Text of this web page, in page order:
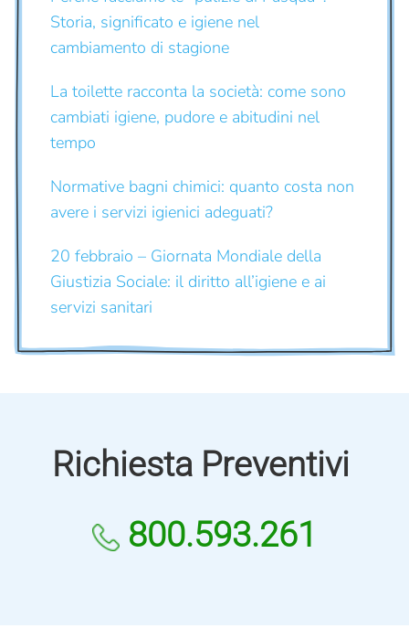
Storia, significato e igiene nel
cambiamento di stagione
La toilette racconta la società: come sono
cambiati igiene, pudore e abitudini nel
tempo
Normative bagni chimici: quanto costa non
avere i servizi igienici adeguati?
20 febbraio – Giornata Mondiale della
Giustizia Sociale: il diritto all’igiene e ai
servizi sanitari
Richiesta Preventivi
800.593.261